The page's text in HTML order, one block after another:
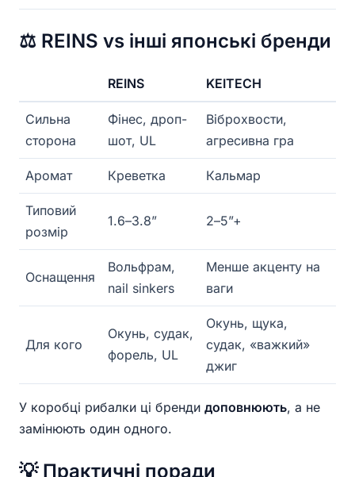
⚖️ REINS vs інші японські бренди
REINS KEITECH
Сильна
сторона
Фінес, дроп-
шот, UL
Віброхвости,
агресивна гра
Аромат Креветка Кальмар
Типовий
розмір
1.6–3.8” 2–5”+
Оснащення
Вольфрам,
nail sinkers
Менше акценту на
ваги
Для кого
Окунь, судак,
форель, UL
Окунь, щука,
судак, «важкий»
джиг
У коробці рибалки ці бренди доповнюють, а не
замінюють один одного.
💡 Практичні поради